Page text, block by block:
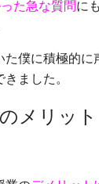
た急な質問に
僕に積極的
ました。
メリッ